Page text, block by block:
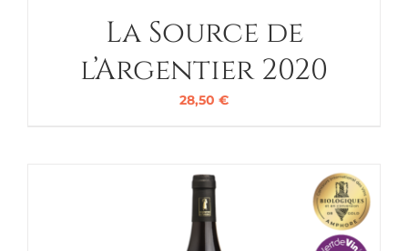
La Source de
l’Argentier 2020
28,50 €